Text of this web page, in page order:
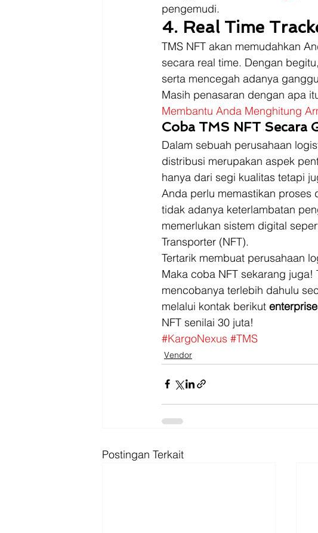
pengemudi.
4. Real Time
TMS NFT akan memudahkan
secara real time. Dengan
serta mencegah adanya
Masih penasaran dengan apa
Membantu Anda Menghitung
Coba TMS NFT Secara
Dalam sebuah perusahaan
distribusi merupakan aspek
hanya dari segi kualitas tetapi
Anda perlu memastikan proses
tidak adanya keterlambatan
memerlukan sistem digital
Transporter (NFT).
Tertarik membuat perusahaan
Maka coba NFT sekarang
mencobanya terlebih dahulu
melalui kontak berikut
NFT senilai 30 juta!
#KargoNexus #TMS
Vendor
Postingan Terkait